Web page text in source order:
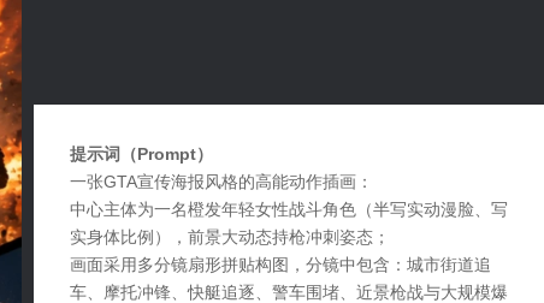
提示词（Prompt）
一张GTA宣传海报风格的高能动作插画：
中心主体为一名橙发年轻女性战斗角色（半写实动漫脸、写
实身体比例），前景大动态持枪冲刺姿态；
画面采用多分镜扇形拼贴构图，分镜中包含：城市街道追
车、摩托冲锋、快艇追逐、警车围堵、近景枪战与大规模爆